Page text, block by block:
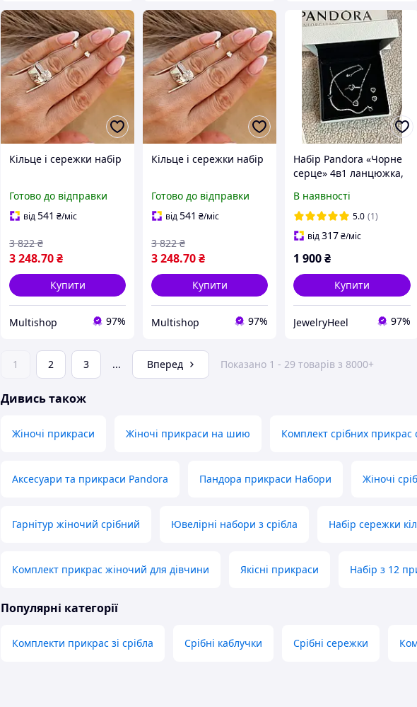
Кільце і сережки набір
Готово до відправки
від541 ₴/міс
3 248.70₴
3 822 ₴
Купити
Multishop 97%
Кільце і сережки набір
Готово до відправки
від541 ₴/міс
3 248.70₴
3 822 ₴
Купити
Multishop 97%
Набір Pandora «Чорне
серце» 4в1 ланцюжка,
сережки-цвяшки
В наявності
5.0 (1)
від317₴/міс
1 900₴
Купити
JewelryHeel 97%
1 2 3 ... Вперед Показано 1 - 29 товарів з 8000+
Дивись також
Жіночі прикраси Жіночі прикраси на шию Комплект срібних
Аксесуари та прикраси Pandora Пандора прикраси Набори Жіночі
Гарнітур жіночий срібний Ювелірні набори з срібла Набір сережки
Комплект прикрас жіночий для дівчини Якісні прикраси Набір з 12
Популярні категорії
Комплекти прикрас зі срібла Срібні каблучки Срібні сережки